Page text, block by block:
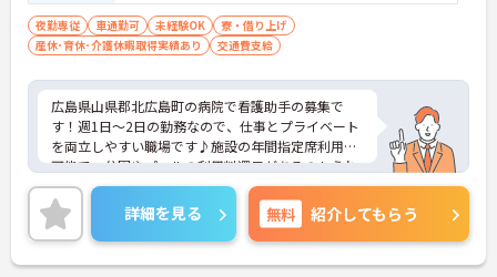
夜勤専従 車通勤可 未経験OK
寮・借り上げ
産休･育休･介護休暇取得実績あり
交通費支給
広島県山県郡北広島町の病院で看護助手の募集で
す！週1日～2日の勤務なので、仕事とプライベート
を両立しやすい職場です♪施設の年間指定席利用が
可能で、公園やプールの利用料還元があるのもうれ
しいポイント♪ご興味のある方は、面接ポイントを
お伝えしますので、お気軽にご連絡ください。
詳細を見る 無料 紹介してもらう